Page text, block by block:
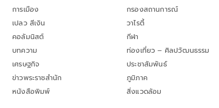
การเมือง
เปลว สีเงิน
คอลัมนิสต์
บทความ
เศรษฐกิจ
ข่าวพระราชสำนัก
หนังสือพิมพ์
กรองสถานการณ์
วาไรตี้
กีฬา
ท่องเที่ยว – ศิลปวัฒนธรรม
ประชาสัมพันธ์
ภูมิภาค
สิ่งแวดล้อม